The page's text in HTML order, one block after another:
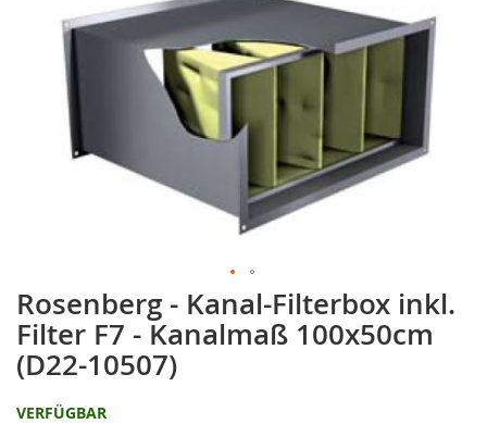
Bildgalerie
springen
Zum
Anfang
der
Bildgalerie
springen
Rosenberg - Kanal-Filterbox inkl.
Filter F7 - Kanalmaß 100x50cm
(D22-10507)
VERFÜGBAR